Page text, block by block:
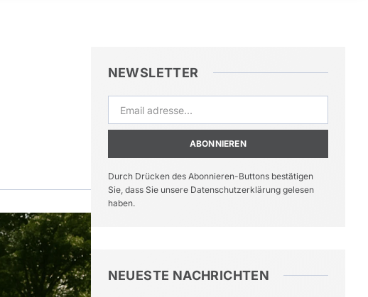
NEWSLETTER
ABONNIEREN
Durch Drücken des Abonnieren-Buttons bestätigen
Sie, dass Sie unsere Datenschutzerklärung gelesen
haben.
NEUESTE NACHRICHTEN